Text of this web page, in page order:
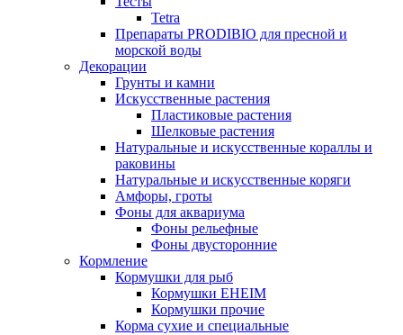
Tetra
Препараты PRODIBIO для пресной и
морской воды
Декорации
Грунты и камни
Искусственные растения
Пластиковые растения
Шелковые растения
Натуральные и искусственные кораллы и
раковины
Натуральные и искусственные коряги
Амфоры, гроты
Фоны для аквариума
Фоны рельефные
Фоны двусторонние
Кормление
Кормушки для рыб
Кормушки EHEIM
Кормушки прочие
Корма сухие и специальные